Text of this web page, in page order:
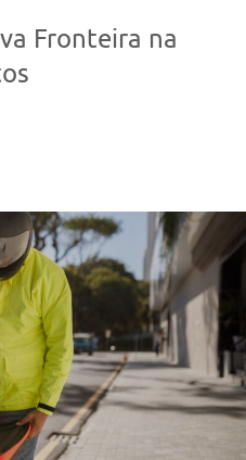
Fronteira na